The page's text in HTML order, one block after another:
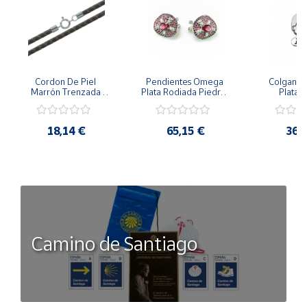
Cordon De Piel
Marrón Trenzada
Plata De 45Cm
18,14 €
Pendientes Omega
Plata Rodiada Piedras
65,15 €
Plata
Camino de Santiago